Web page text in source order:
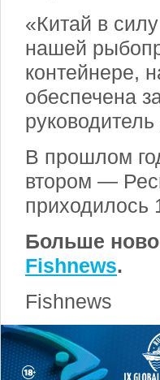
«Китай в
нашей
контейнере,
обеспечена
В прошлом
втором —
приходилось
Больше
Fishnews.
Fishnews